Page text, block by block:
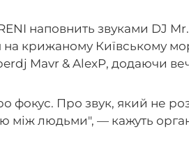
наповнить звуками DJ
на крижаному Київському
Mavr & AlexP, додаючи
Про звук, який не
між людьми", — кажуть